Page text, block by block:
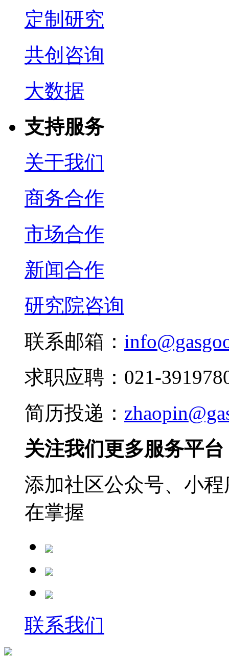
定制研究
共创咨询
大数据
支持服务
关于我们
商务合作
市场合作
新闻合作
研究院咨询
联系邮箱：
求职应聘：021-
简历投递：
关注我们更多服务平台
添加社区公众号、小
在掌握
联系我们